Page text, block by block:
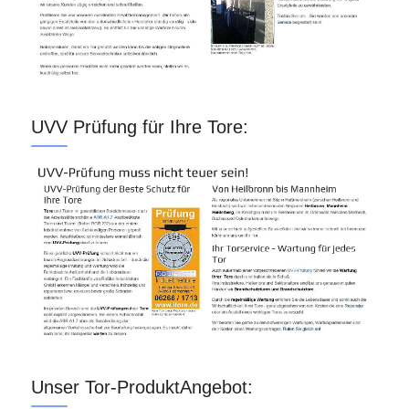
UVV Prüfung für Ihre Tore:
Unser Tor-ProduktAngebot: